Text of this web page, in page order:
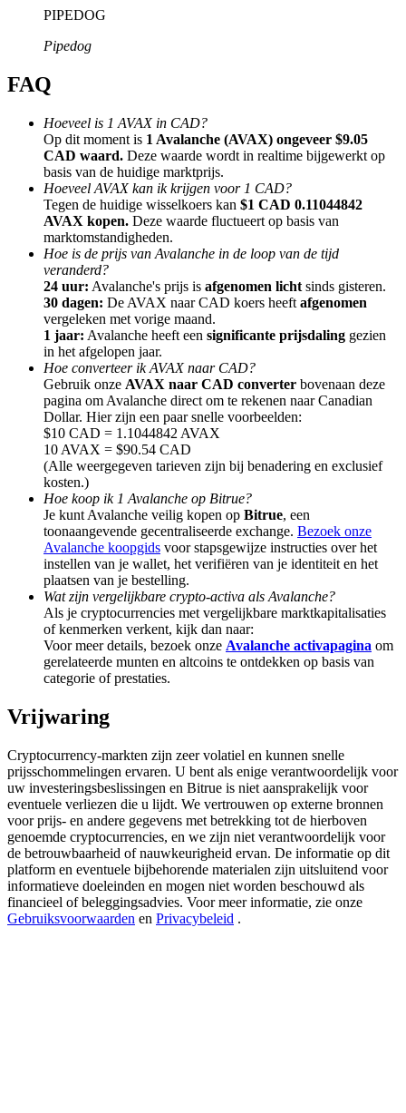
Doorverwijzing
Nodig een vriend uit om contante beloningen te ontvangen
BTC Welcome Rewards
BTC Welcome Rewards
Deposit & Trade BTC to Share 25000 USDT prize pool!
Deposit CASHCAT & Win
Share 500000 CASHCAT prize pool
Exclusive for BitMart Users
Precious Metals Trading Carnival
Trade Gold & Silver · 33,333 USDT Bonus
USDT New User Exclusive 10% APR
USDT Flexible Staking | Daily Rewards
PIPEDOG
Pipedog
FAQ
Hoeveel is 1 AVAX in CAD?
Op dit moment is 1 Avalanche (AVAX) ongeveer $9.05
CAD waard. Deze waarde wordt in realtime bijgewerkt op
basis van de huidige marktprijs.
Hoeveel AVAX kan ik krijgen voor 1 CAD?
Tegen de huidige wisselkoers kan $1 CAD 0.11044842
AVAX kopen. Deze waarde fluctueert op basis van
marktomstandigheden.
Hoe is de prijs van Avalanche in de loop van de tijd
veranderd?
24 uur: Avalanche's prijs is afgenomen licht sinds gisteren.
30 dagen: De AVAX naar CAD koers heeft afgenomen
vergeleken met vorige maand.
1 jaar: Avalanche heeft een significante prijsdaling gezien
in het afgelopen jaar.
Hoe converteer ik AVAX naar CAD?
Gebruik onze AVAX naar CAD converter bovenaan deze
pagina om Avalanche direct om te rekenen naar Canadian
Dollar. Hier zijn een paar snelle voorbeelden:
$10 CAD = 1.1044842 AVAX
10 AVAX = $90.54 CAD
(Alle weergegeven tarieven zijn bij benadering en exclusief
kosten.)
Hoe koop ik 1 Avalanche op Bitrue?
Je kunt Avalanche veilig kopen op Bitrue, een
toonaangevende gecentraliseerde exchange. Bezoek onze
Avalanche koopgids voor stapsgewijze instructies over het
instellen van je wallet, het verifiëren van je identiteit en het
plaatsen van je bestelling.
Wat zijn vergelijkbare crypto-activa als Avalanche?
Als je cryptocurrencies met vergelijkbare marktkapitalisaties
of kenmerken verkent, kijk dan naar:
Voor meer details, bezoek onze Avalanche activapagina om
gerelateerde munten en altcoins te ontdekken op basis van
categorie of prestaties.
Vrijwaring
Cryptocurrency-markten zijn zeer volatiel en kunnen snelle
prijsschommelingen ervaren. U bent als enige verantwoordelijk voor
uw investeringsbeslissingen en Bitrue is niet aansprakelijk voor
eventuele verliezen die u lijdt. We vertrouwen op externe bronnen
voor prijs- en andere gegevens met betrekking tot de hierboven
genoemde cryptocurrencies, en we zijn niet verantwoordelijk voor
de betrouwbaarheid of nauwkeurigheid ervan. De informatie op dit
platform en eventuele bijbehorende materialen zijn uitsluitend voor
informatieve doeleinden en mogen niet worden beschouwd als
financieel of beleggingsadvies. Voor meer informatie, zie onze
Gebruiksvoorwaarden en Privacybeleid .